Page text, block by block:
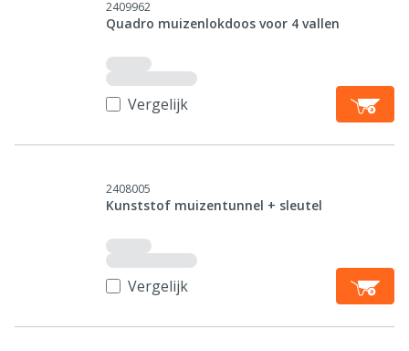
2409962
Quadro muizenlokdoos voor 4 vallen
Vergelijk
2408005
Kunststof muizentunnel + sleutel
Vergelijk